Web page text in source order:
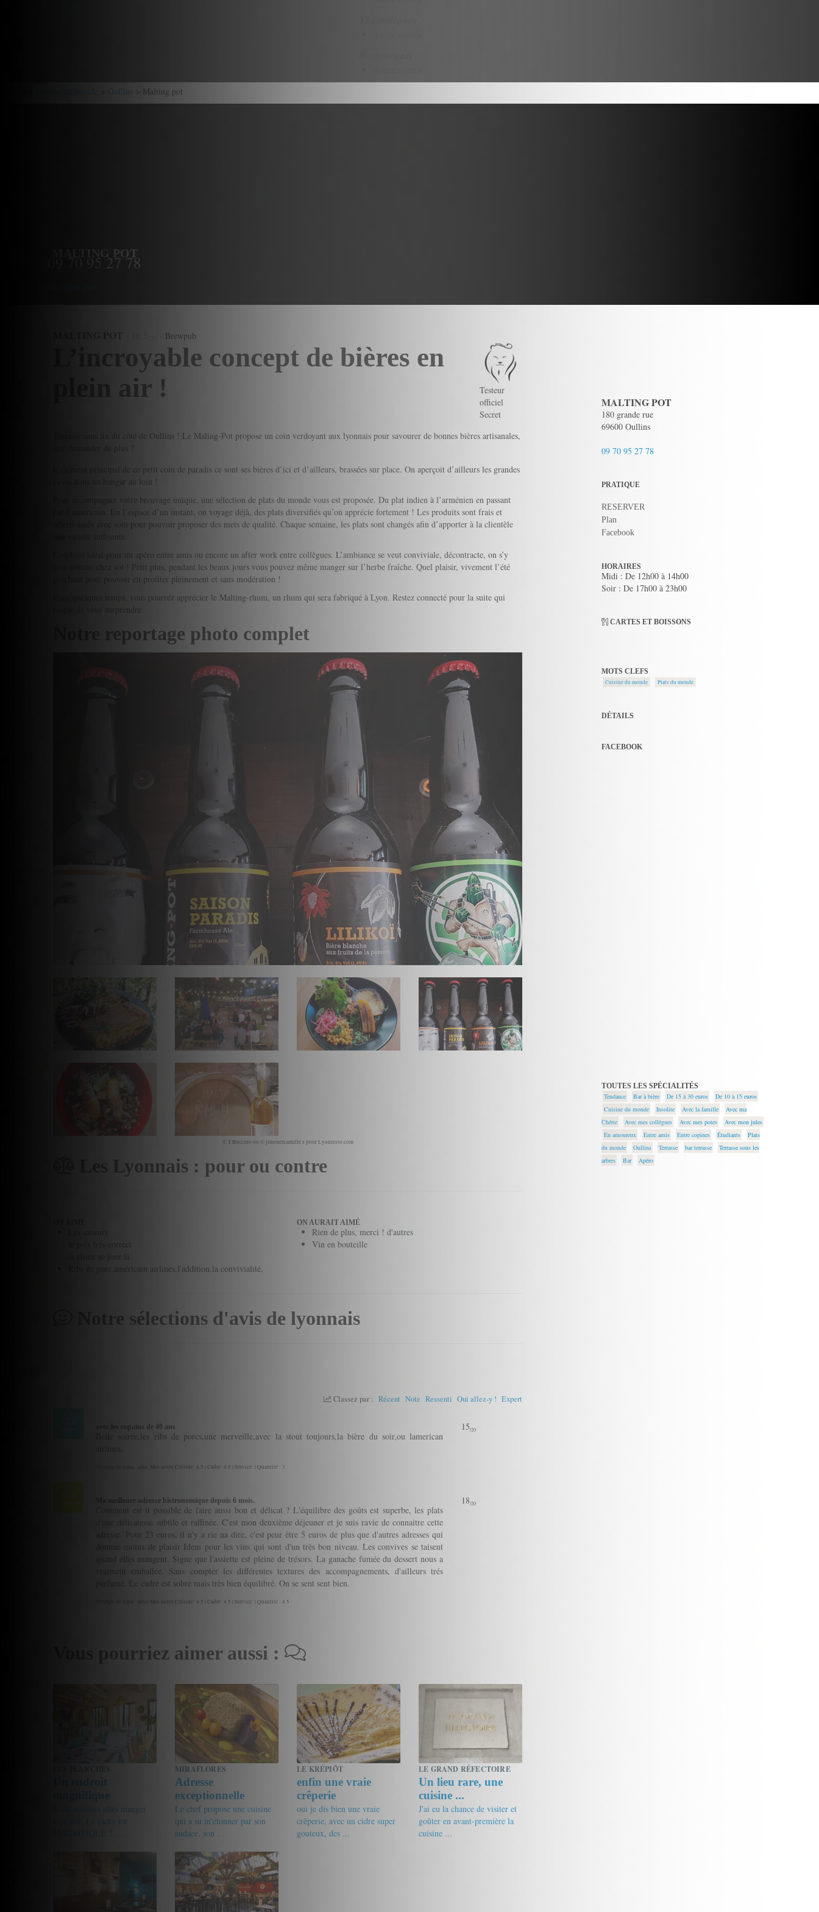
Oullins > Malting pot
MALTING POT
09 70 95 27 78
Brewpub
L’incroyable concept de bières en
plein air !
Testeur
officiel
Secret
Terrasse sans fin du côté de Oullins ! Le Maling-Pot propose un coin verdoyant aux lyonnais pour savourer de bonnes bières artisanales,
L’élément principal de ce petit coin de paradis ce sont ses bières d’ici et d’ailleurs, brassées sur place. On aperçoit d’ailleurs les grandes
cuves dans un hangar au loin !
Pour accompagner votre breuvage unique, une sélection de plats du monde vous est proposée. Du plat indien à l’arménien en passant
par l’américain. En l’espace d’un instant, on voyage déjà, des plats diversifiés qu’on apprécie fortement ! Les produits sont frais et
sélectionnés avec soin pour pouvoir proposer des mets de qualité. Chaque semaine, les plats sont changés afin d’apporter à la clientèle
L’endroit idéal pour un apéro entre amis ou encore un after work entre collègues. L’ambiance se veut conviviale, décontracte, on s’y
sent comme chez soi ! Petit plus, pendant les beaux jours vous pouvez même manger sur l’herbe fraîche. Quel plaisir, vivement l’été
prochain pour pouvoir en profiter pleinement et sans modération !
Dans quelques temps, vous pourrez apprécier le Malting-rhum, un rhum qui sera fabriqué à Lyon. Restez connecté pour la suite qui
risque de vous surprendre.
Notre reportage photo complet
© T.Buccino ou © jimenezcamille.s pour Lyonresto.com
Les Lyonnais : pour ou contre
le prix très correct
Ribs de porc,américain airlines,l'addition,la convivialité,
ON AURAIT AIMÉ
Rien de plus, merci ! d'autres
Vin en bouteille
Notre sélections d'avis de lyonnais
Classez par : Récent Note Ressenti Oui allez-y ! Expert
avec les copains de 40 ans
Belle soirée,les ribs de porcs,une merveille,avec la stout toujours,la bière du soir,ou lamerican
Tytexpe de repas: amis Mes notes Cuisine: 4.5 | Cadre: 4.5 | Service: | Quantité : 3
15/20
Ma meilleure adresse bistronomique depuis 6 mois.
Comment est il possible de faire aussi bon et délicat ? L'équilibre des goûts est superbe, les plats
d'une délicatesse subtile et raffinée. C'est mon deuxième déjeuner et je suis ravie de connaitre cette
adresse. Pour 23 euros, il n'y a rie na dire, c'est peur être 5 euros de plus que d'autres adresses qui
donnne moins de plaisir Idem pour les vins qui sont d'un très bon niveau. Les convives se taisent
quand elles mangent. Signe que l'assiette est pleine de trésors. La ganache fumée du dessert nous a
vraiment emballée. Sans compter les différentes textures des accompagnements, d'ailleurs trés
parfumé. Le cadre est sobre mais très bien équilibré. On se sent sent bien.
Tytexpe de repas: amis Mes notes Cuisine: 4.5 | Cadre: 4.5 | Service: | Quantité : 4.5
18/20
Vous pourriez aimer aussi :
Nous sommes allés manger
hier soir. Le cadre est
MAGNIFIQUE ! ...
MIRAFLORES
Adresse
exceptionnelle
Le chef propose une cuisine
qui a su m'étonner par son
audace, son ...
LE KRÉPIÔT
enfin une vraie
crêperie
oui je dis bien une vraie
crêperie, avec un cidre super
gouteux, des ...
LE GRAND RÉFECTOIRE
Un lieu rare, une
cuisine ...
J'ai eu la chance de visiter et
goûter en avant-première la
cuisine ...
MALTING POT
180 grande rue
69600 Oullins
09 70 95 27 78
PRATIQUE
RESERVER
Plan
Facebook
HORAIRES
Midi : De 12h00 à 14h00
Soir : De 17h00 à 23h00
CARTES ET BOISSONS
MOTS CLEFS
Cuisine du monde Plats du monde
DÉTAILS
FACEBOOK
TOUTES LES SPÉCIALITÉS
Tendance
Bar à bière De 15 à 30 euros
De 10 à 15 euros
Cuisine du monde
Insolite Avec la famille
Avec ma
Chérie
Avec mes collègues Avec mes potes
Avec mon jules
En amoureux
Entre amis Entre copines Étudiants
Plats
du monde
Oullins Terrasse bar terrasse
Terrasse sous les
arbres
Bar Apéro